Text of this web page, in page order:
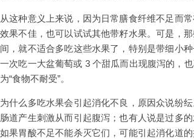
从这种意义上来说，因为日常膳食纤维不足而
效果不佳，也可以试试其他带籽水果。可是，
间，就不适合多吃这些水果了，特别是带细小
一次吃一大盆葡萄或 3 个甜瓜而出现腹泻的，
为“食物不耐受”。
为什么多吃水果会引起消化不良，原因众说纷
肠道产生刺激从而引起腹泻；也有人说是过多
如果胃酸不足不能杀灭它们，可能引起消化道